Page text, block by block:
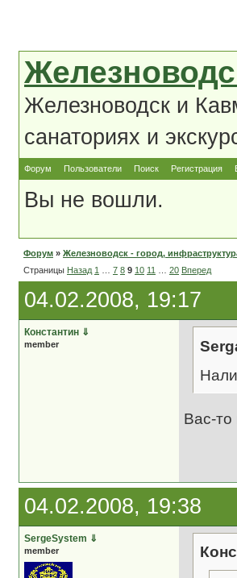
Железноводск и
санаториях и
Форум Пользователи Поиск Регистрация
Вы не вошли.
Форум » Железноводск - город,
Страницы Назад 1 7 8 9 10 11 20 Вперед
04.02.2008, 19:17
Константин ⇓
member
Вас-то
04.02.2008, 19:38
SergeSystem ⇓
member